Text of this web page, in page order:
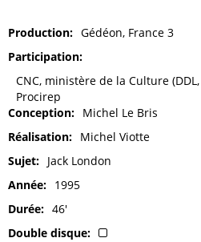
Production
Gédéon, France 3
Participation
CNC, ministère de la Culture (DDL,
Procirep
Conception
Michel Le Bris
Réalisation
Michel Viotte
Sujet
Jack London
Année
1995
Durée
46'
Double disque